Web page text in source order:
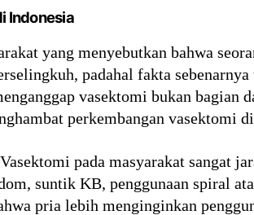
Indonesia
yang menyebutkan bahwa
padahal fakta
vasektomi bukan bagian
perkembangan vasektomi
pada masyarakat sangat
suntik KB, penggunaan spiral
pria lebih menginginkan